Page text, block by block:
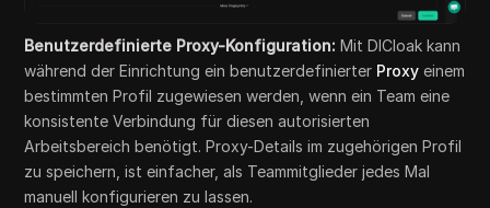
Benutzerdefinierte Proxy-Konfiguration: Mit DICloak kann
während der Einrichtung ein benutzerdefinierter Proxy einem
bestimmten Profil zugewiesen werden, wenn ein Team eine
konsistente Verbindung für diesen autorisierten
Arbeitsbereich benötigt. Proxy-Details im zugehörigen Profil
zu speichern, ist einfacher, als Teammitglieder jedes Mal
manuell konfigurieren zu lassen.